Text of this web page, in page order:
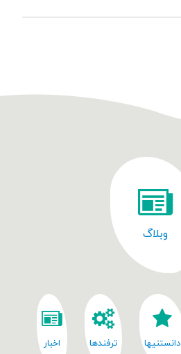
وبلاگ
دانستنیها ترفندها اخبار